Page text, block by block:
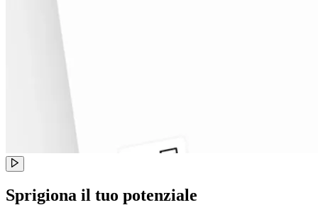
Sprigiona il tuo potenziale